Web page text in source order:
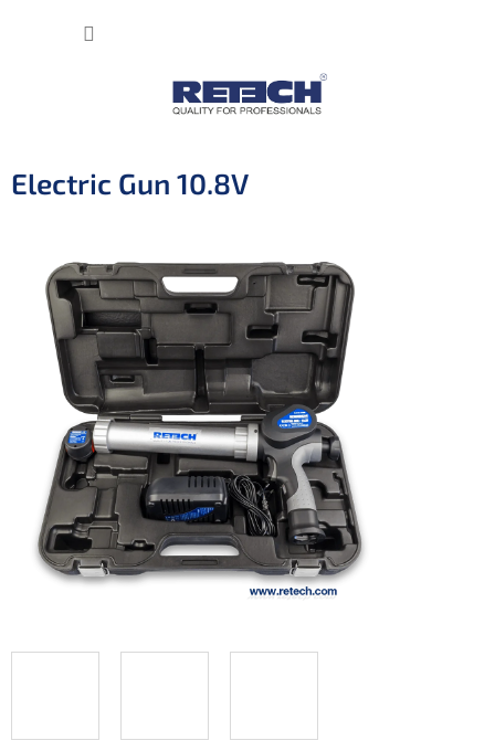
Electric Gun 10.8V